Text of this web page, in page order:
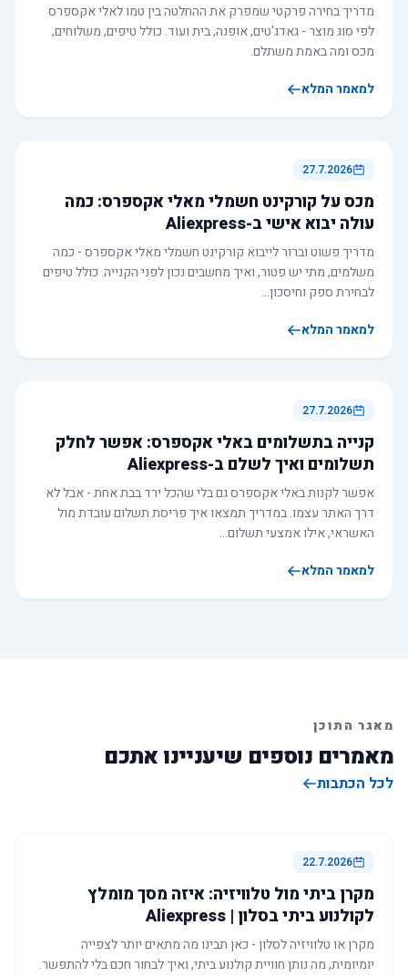
מדריך בחירה פרקטי שמפרק את ההחלטה בין טמו לאלי אקספרס
לפי סוג מוצר - גאדג'טים, אופנה, בית ועוד. כולל טיפים, משלוחים,
מכס ומה באמת משתלם.
למאמר המלא
27.7.2026
מכס על קורקינט חשמלי מאלי אקספרס: כמה
עולה יבוא אישי ב-Aliexpress
מדריך פשוט וברור לייבוא קורקינט חשמלי מאלי אקספרס - כמה
משלמים, מתי יש פטור, ואיך מחשבים נכון לפני הקנייה. כולל טיפים
לבחירת ספק וחיסכון…
למאמר המלא
27.7.2026
קנייה בתשלומים באלי אקספרס: אפשר לחלק
תשלומים ואיך לשלם ב-Aliexpress
אפשר לקנות באלי אקספרס גם בלי שהכל ירד בבת אחת - אבל לא
דרך האתר עצמו. במדריך תמצאו איך פריסת תשלום עובדת מול
האשראי, אילו אמצעי תשלום…
למאמר המלא
מאגר התוכן
מאמרים נוספים שיעניינו אתכם
לכל הכתבות
22.7.2026
מקרן ביתי מול טלוויזיה: איזה מסך מומלץ
לקולנוע ביתי בסלון | Aliexpress
מקרן או טלוויזיה לסלון - כאן תבינו מה מתאים יותר לצפייה
יומיומית, מה נותן חוויית קולנוע ביתי, ואיך לבחור חכם בלי להתפשר.